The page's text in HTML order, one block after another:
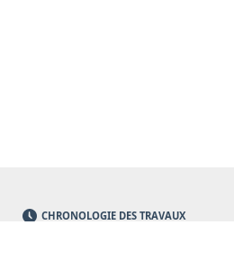
CHRONOLOGIE DES TRAVAUX